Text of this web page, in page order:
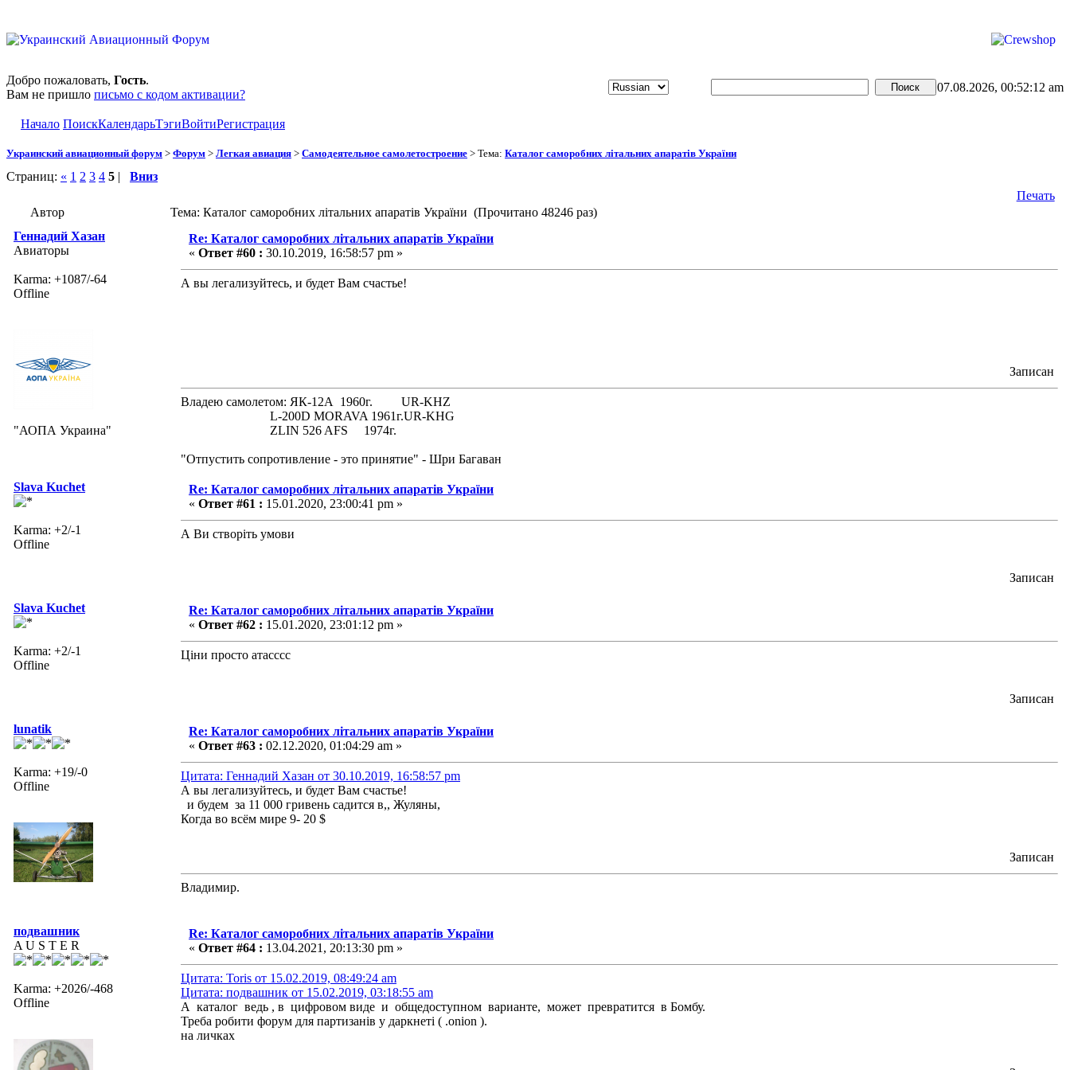
Добро пожаловать, Гость.
Вам не пришло письмо с кодом активации?
07.08.2026, 00:52:12 am
Начало ПоискКалендарьТэгиВойтиРегистрация
Украинский авиационный форум > Форум > Легкая авиация > Самодеятельное самолетостроение > Тема: Каталог саморобних літальних апаратів України
Страниц: « 1 2 3 4 5 | Вниз
Печать
Автор
Тема: Каталог саморобних літальних апаратів України (Прочитано 48246 раз)
Геннадий Хазан
Авиаторы
Karma: +1087/-64
Offline
"АОПА Украина"
Re: Каталог саморобних літальних апаратів України
« Ответ #60 : 30.10.2019, 16:58:57 pm »
А вы легализуйтесь, и будет Вам счастье!
Записан
Владею самолетом: ЯК-12А 1960г. UR-KHZ
L-200D MORAVA 1961г.UR-KHG
ZLIN 526 AFS 1974г.
"Отпустить сопротивление - это принятие" - Шри Багаван
Slava Kuchet
Karma: +2/-1
Offline
Re: Каталог саморобних літальних апаратів України
« Ответ #61 : 15.01.2020, 23:00:41 pm »
А Ви створіть умови
Записан
Slava Kuchet
Karma: +2/-1
Offline
Re: Каталог саморобних літальних апаратів України
« Ответ #62 : 15.01.2020, 23:01:12 pm »
Ціни просто атасссс
Записан
lunatik
Karma: +19/-0
Offline
Re: Каталог саморобних літальних апаратів України
« Ответ #63 : 02.12.2020, 01:04:29 am »
Цитата: Геннадий Хазан от 30.10.2019, 16:58:57 pm
А вы легализуйтесь, и будет Вам счастье!
и будем за 11 000 гривень садится в,, Жуляны,
Когда во всём мире 9- 20 $
Записан
Влaдимир.
подвашник
A U S T E R
Karma: +2026/-468
Offline
Re: Каталог саморобних літальних апаратів України
« Ответ #64 : 13.04.2021, 20:13:30 pm »
Цитата: Toris от 15.02.2019, 08:49:24 am
Цитата: подвашник от 15.02.2019, 03:18:55 am
А каталог ведь , в цифровом виде и общедоступном варианте, может превратится в Бомбу.
Треба робити форум для партизанів у даркнеті ( .onion ).
на личках